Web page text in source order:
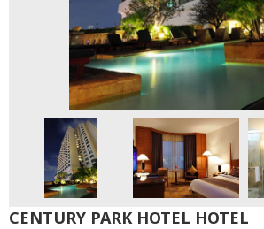
CENTURY PARK HOTEL HOTEL